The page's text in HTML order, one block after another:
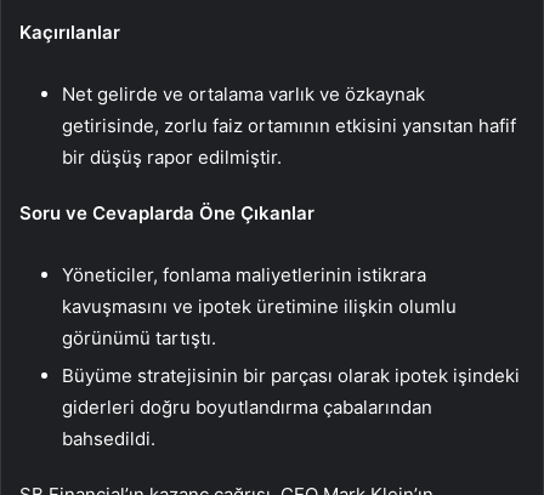
Kaçırılanlar
Net gelirde ve ortalama varlık ve özkaynak
getirisinde, zorlu faiz ortamının etkisini yansıtan hafif
bir düşüş rapor edilmiştir.
Soru ve Cevaplarda Öne Çıkanlar
Yöneticiler, fonlama maliyetlerinin istikrara
kavuşmasını ve ipotek üretimine ilişkin olumlu
görünümü tartıştı.
Büyüme stratejisinin bir parçası olarak ipotek işindeki
giderleri doğru boyutlandırma çabalarından
bahsedildi.